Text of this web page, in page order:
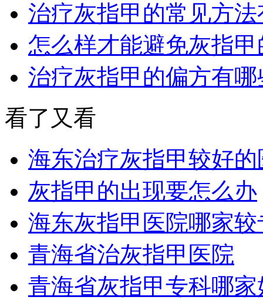
治疗灰指甲的常见方
怎么样才能避免灰指
治疗灰指甲的偏方有哪
看了又看
海东治疗灰指甲较好的
灰指甲的出现要怎么办
海东灰指甲医院哪家较
青海省治灰指甲医院
青海省灰指甲专科哪家